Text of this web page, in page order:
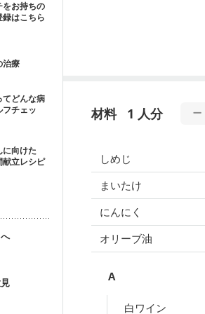
をお持ちの
はこちら
治療
てどんな病
チェッ
に向けた
献立レシピ
材料 1 人分
しめじ
まいたけ
にんにく
オリーブ油
A
白ワイン